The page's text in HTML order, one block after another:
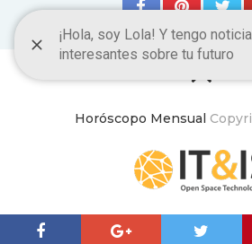
Horóscopo Mensual
ItyIs Siglo XXI| Euroresidentes